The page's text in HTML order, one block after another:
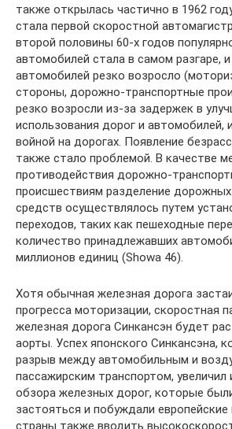
также открылась частично в 1962
стала первой скоростной
второй половины 60-х годов
автомобилей стала в самом разгаре,
автомобилей резко возросло
стороны, дорожно-транспортные
резко возросли из-за задержек в
использования дорог и автомобилей,
войной на дорогах. Появление
также стало проблемой. В качестве
противодействия дорожно-
происшествиям разделение
средств осуществлялось путем
переходов, таких как пешеходные
количество принадлежавших
миллионов единиц (Showa 46).
Хотя обычная железная дорога
прогресса моторизации, скоростная
железная дорога Синкансэн будет
аорты. Успех японского Синкансэна,
разрыв между автомобильным и
пассажирским транспортом, увеличил
обзора железных дорог, которые
застояться и побуждали европейские
страны также вводить